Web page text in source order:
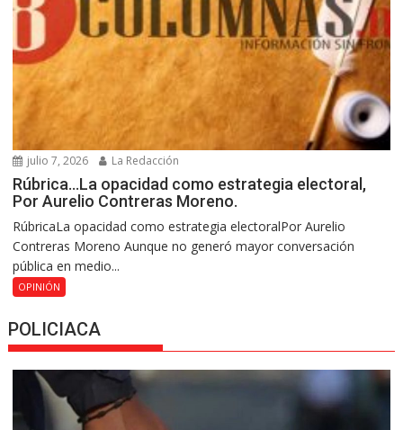
julio 7, 2026 La Redacción
Rúbrica…La opacidad como estrategia electoral,
Por Aurelio Contreras Moreno.
RúbricaLa opacidad como estrategia electoralPor Aurelio
Contreras Moreno Aunque no generó mayor conversación
pública en medio...
OPINIÓN
POLICIACA